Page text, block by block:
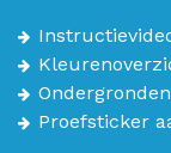
Ondergronden
Proefsticker